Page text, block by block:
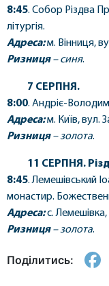
8:45. Собор Різдва
літургія.
Адреса:м. Вінниця,
Ризниця– синя.
7 СЕРПНЯ.
8:00. Андріє-
Адреса:м. Київ, вул.
Ризниця–золота.
11 СЕРПНЯ.
8:45. Лемешівський
монастир.
Адреса:с. Лемешівка,
Ризниця–золота.
Поділитись: